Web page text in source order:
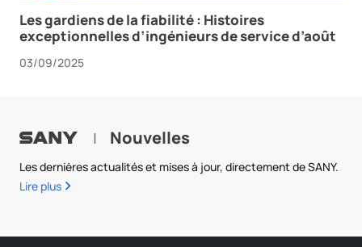
Les gardiens de la fiabilité : Histoires
exceptionnelles d’ingénieurs de service d’août
03/09/2025
| Nouvelles
Les dernières actualités et mises à jour, directement de SANY.
Lire plus